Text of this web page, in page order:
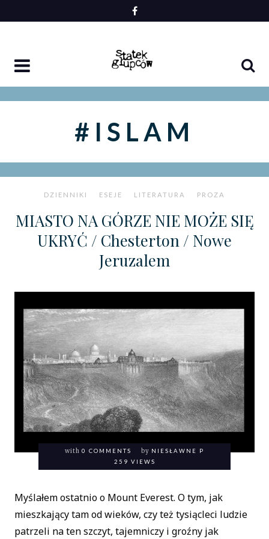
to
#ISLAM
DZIENNIKI ESEJE LITERATURA PROZA
MIASTO NA GÓRZE NIE MOŻE SIĘ
UKRYĆ / Chesterton / Nowe
Jeruzalem
with 0 COMMENTS by NIESŁAWNE P
259 VIEWS
Myślałem ostatnio o Mount Everest. O tym, jak
mieszkający tam od wieków, czy też tysiącleci ludzie
patrzeli na ten szczyt, tajemniczy i groźny jak